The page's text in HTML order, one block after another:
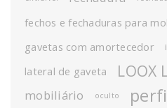
fechos e fechaduras para
gavetas com amortecedor
lateral de gaveta LOOX
mobiliário oculto